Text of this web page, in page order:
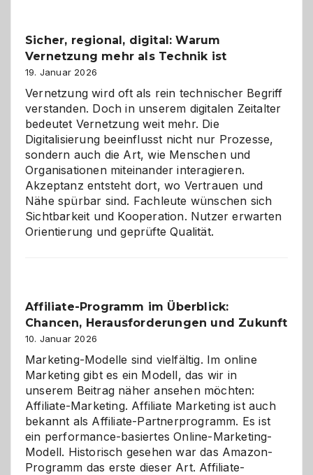
ein
dreifaches
Alaaf!
Sicher, regional, digital: Warum
Vernetzung mehr als Technik ist
19. Januar 2026
Vernetzung wird oft als rein technischer Begriff
verstanden. Doch in unserem digitalen Zeitalter
bedeutet Vernetzung weit mehr. Die
Digitalisierung beeinflusst nicht nur Prozesse,
sondern auch die Art, wie Menschen und
Organisationen miteinander interagieren.
Akzeptanz entsteht dort, wo Vertrauen und
Nähe spürbar sind. Fachleute wünschen sich
Sichtbarkeit und Kooperation. Nutzer erwarten
Orientierung und geprüfte Qualität.
Affiliate-Programm im Überblick:
Chancen, Herausforderungen und Zukunft
10. Januar 2026
Marketing-Modelle sind vielfältig. Im online
Marketing gibt es ein Modell, das wir in
unserem Beitrag näher ansehen möchten:
Affiliate-Marketing. Affiliate Marketing ist auch
bekannt als Affiliate-Partnerprogramm. Es ist
ein performance-basiertes Online-Marketing-
Modell. Historisch gesehen war das Amazon-
Programm das erste dieser Art. Affiliate-